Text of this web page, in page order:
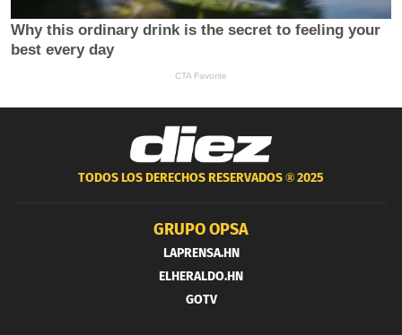
TODOS LOS DERECHOS RESERVADOS ®2025
GRUPO OPSA
LAPRENSA.HN
ELHERALDO.HN
GOTV